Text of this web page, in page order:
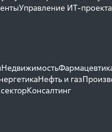
Управление ИТ-
Недвижимость
Нефть и газ
Консалтинг